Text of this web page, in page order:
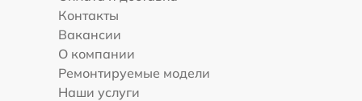
Контакты
Вакансии
О компании
Ремонтируемые модели
Наши услуги